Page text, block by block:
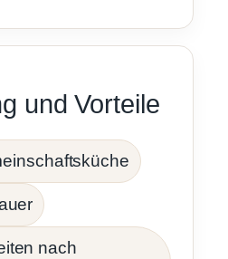
und Vorteile
nach